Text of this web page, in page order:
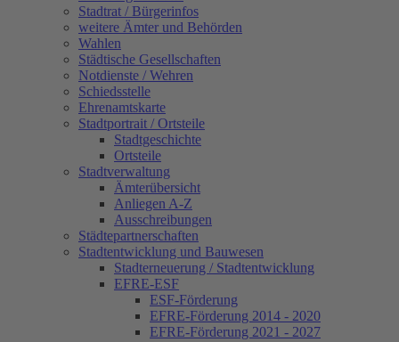
Stadtrat / Bürgerinfos
weitere Ämter und Behörden
Wahlen
Städtische Gesellschaften
Notdienste / Wehren
Schiedsstelle
Ehrenamtskarte
Stadtportrait / Ortsteile
Stadtgeschichte
Ortsteile
Stadtverwaltung
Ämterübersicht
Anliegen A-Z
Ausschreibungen
Städtepartnerschaften
Stadtentwicklung und Bauwesen
Stadterneuerung / Stadtentwicklung
EFRE-ESF
ESF-Förderung
EFRE-Förderung 2014 - 2020
EFRE-Förderung 2021 - 2027